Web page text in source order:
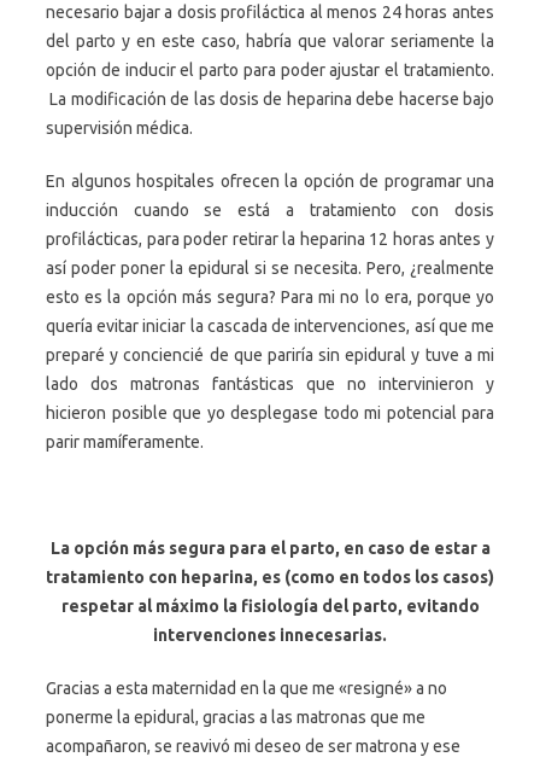
necesario bajar a dosis profiláctica al menos 24 horas antes
del parto y en este caso, habría que valorar seriamente la
opción de inducir el parto para poder ajustar el tratamiento.
La modificación de las dosis de heparina debe hacerse bajo
supervisión médica.
En algunos hospitales ofrecen la opción de programar una
inducción cuando se está a tratamiento con dosis
profilácticas, para poder retirar la heparina 12 horas antes y
así poder poner la epidural si se necesita. Pero, ¿realmente
esto es la opción más segura? Para mi no lo era, porque yo
quería evitar iniciar la cascada de intervenciones, así que me
preparé y conciencié de que pariría sin epidural y tuve a mi
lado dos matronas fantásticas que no intervinieron y
hicieron posible que yo desplegase todo mi potencial para
parir mamíferamente.
La opción más segura para el parto, en caso de estar a
tratamiento con heparina, es (como en todos los casos)
respetar al máximo la fisiología del parto, evitando
intervenciones innecesarias.
Gracias a esta maternidad en la que me «resigné» a no
ponerme la epidural, gracias a las matronas que me
acompañaron, se reavivó mi deseo de ser matrona y ese